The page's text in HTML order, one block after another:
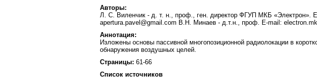
Авторы:
Л. С. Виленчик - д. т. н., проф., ген. директор ФГУП МКБ «Электрон».
apertura.pavel@gmail.com В.Н. Минаев - д.т.н., проф. E-mail:
Аннотация:
Изложены основы пассивной многопозиционной радиолокации в
обнаружения воздушных целей.
Страницы: 61-66
Список источников